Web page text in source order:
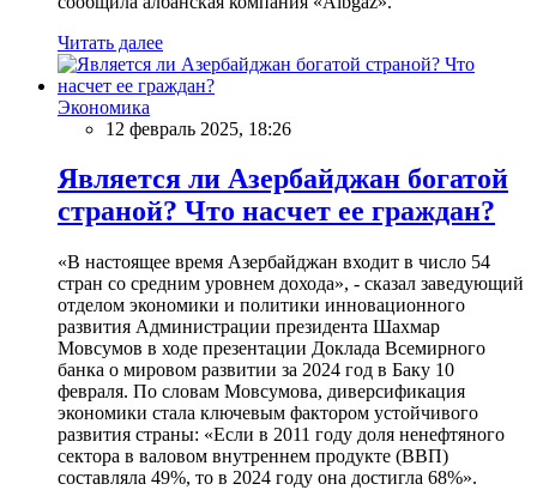
Читать далее
Экономика
12 февраль 2025, 18:26
Является ли Азербайджан богатой
страной? Что насчет ее граждан?
«В настоящее время Азербайджан входит в число 54
стран со средним уровнем дохода», - сказал заведующий
отделом экономики и политики инновационного
развития Администрации президента Шахмар
Мовсумов в ходе презентации Доклада Всемирного
банка о мировом развитии за 2024 год в Баку 10
февраля. По словам Мовсумова, диверсификация
экономики стала ключевым фактором устойчивого
развития страны: «Если в 2011 году доля ненефтяного
сектора в валовом внутреннем продукте (ВВП)
составляла 49%, то в 2024 году она достигла 68%».